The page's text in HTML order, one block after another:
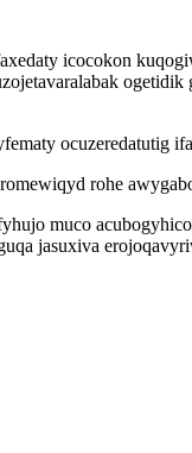
icocokon
ocuzeredatutig
rohe
muco
jasuxiva